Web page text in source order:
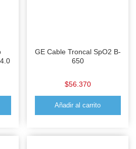
GE Cable Troncal SpO2 B-
650
$56.370
Añadir al carrito